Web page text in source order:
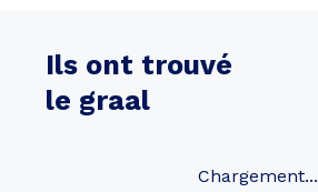
Ils ont trouvé
le graal
Chargement...